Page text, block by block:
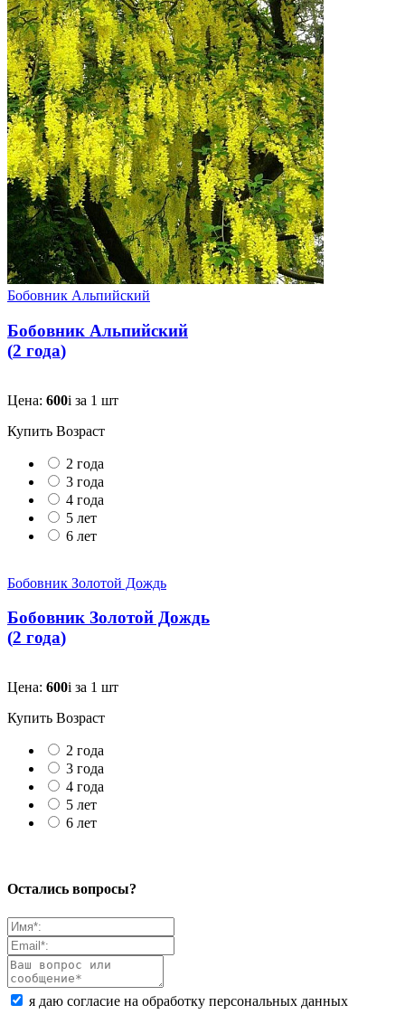
Бобовник Альпийский
Бобовник Альпийский
(2 года)
Цена: 600i за 1 шт
Купить Возраст
2 года
3 года
4 года
5 лет
6 лет
Бобовник Золотой Дождь
Бобовник Золотой Дождь
(2 года)
Цена: 600i за 1 шт
Купить Возраст
2 года
3 года
4 года
5 лет
6 лет
Остались вопросы?
я даю согласие на обработку персональных данных